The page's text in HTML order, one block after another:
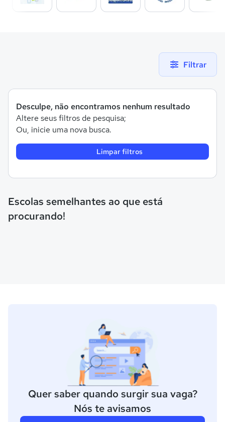
Filtrar
Desculpe, não encontramos nenhum resultado
Altere seus filtros de pesquisa;
Ou, inicie uma nova busca.
Limpar filtros
Escolas semelhantes ao que está
procurando!
Quer saber quando surgir sua vaga?
Nós te avisamos